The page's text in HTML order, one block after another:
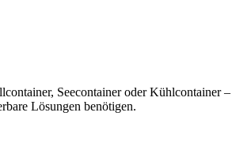
Seecontainer oder Kühlcontainer
Lösungen benötigen.